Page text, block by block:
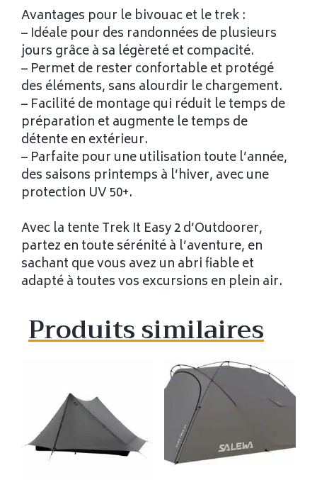
Avantages pour le bivouac et le trek :
– Idéale pour des randonnées de plusieurs
jours grâce à sa légèreté et compacité.
– Permet de rester confortable et protégé
des éléments, sans alourdir le chargement.
– Facilité de montage qui réduit le temps de
préparation et augmente le temps de
détente en extérieur.
– Parfaite pour une utilisation toute l’année,
des saisons printemps à l’hiver, avec une
protection UV 50+.
Avec la tente Trek It Easy 2 d’Outdoorer,
partez en toute sérénité à l’aventure, en
sachant que vous avez un abri fiable et
adapté à toutes vos excursions en plein air.
Produits similaires